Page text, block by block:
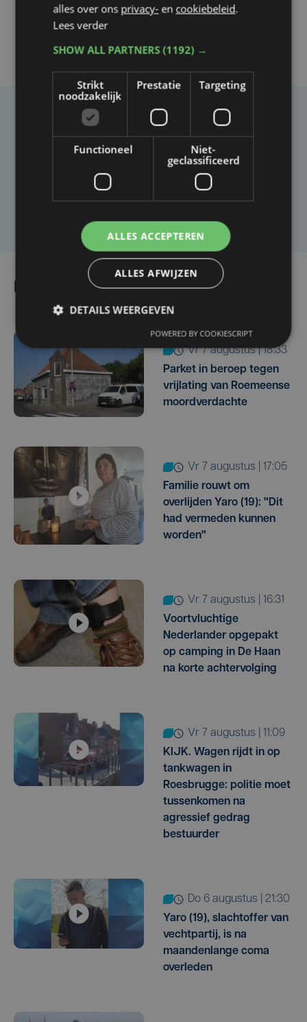
Taalfout opgemerkt?
Heb je een taal- of schrijffout opgemerkt in dit
artikel?
Lees ook
vr 7 augustus | 18:33
Parket in beroep tegen
vrijlating van Roemeense
moordverdachte
vr 7 augustus | 17:05
Familie rouwt om
overlijden Yaro (19): "Dit
had vermeden kunnen
worden"
vr 7 augustus | 16:31
Voortvluchtige
Nederlander opgepakt
op camping in De Haan
na korte achtervolging
vr 7 augustus | 11:09
KIJK. Wagen rijdt in op
tankwagen in
Roesbrugge: politie moet
tussenkomen na
agressief gedrag
bestuurder
do 6 augustus | 21:30
Yaro (19), slachtoffer van
vechtpartij, is na
maandenlange coma
overleden
alles over ons privacy- en cookiebeleid.
Lees verder
SHOW ALL PARTNERS(1192) →
Strikt
noodzakelijk
Prestatie Targeting
Functioneel
Niet-
geclassificeerd
ALLES ACCEPTEREN
ALLES AFWIJZEN
DETAILS WEERGEVEN
POWERED BY COOKIESCRIPT